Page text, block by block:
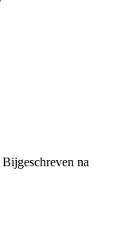
Bijgeschreven na